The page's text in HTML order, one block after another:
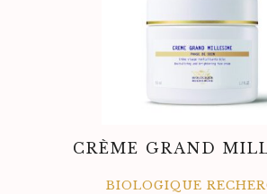
CRÈME GRAND
BIOLOGIQUE